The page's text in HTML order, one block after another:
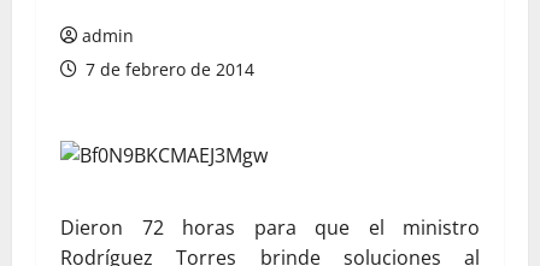
admin
7 de febrero de 2014
Dieron 72 horas para que el ministro
Rodríguez Torres brinde soluciones al